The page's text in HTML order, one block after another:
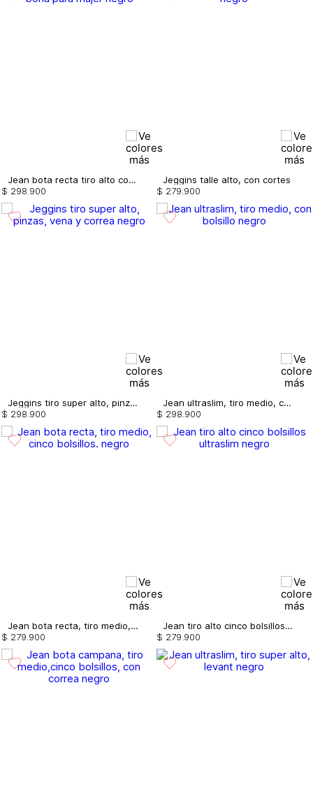
Jean bota recta tiro alto con borla para mujer
$ 298.900
Jeggins talle alto, con cortes
$ 279.900
Jeggins tiro super alto, pinzas, vena y correa
$ 298 900
Jean ultraslim, tiro medio, con bolsillo
$ 298 900
Jean bota recta, tiro medio, cinco bolsillos.
$ 279 900
Jean tiro alto cinco bolsillos ultraslim
$ 279 900